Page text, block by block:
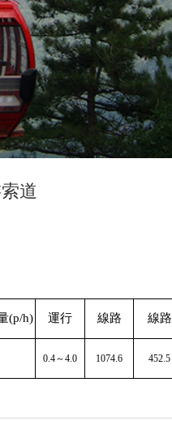
道
(p/h) 運行 線路 線路
0.4～4.0 1074.6 452.5